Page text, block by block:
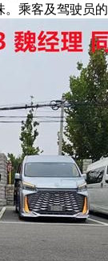
乘客及驾驶员